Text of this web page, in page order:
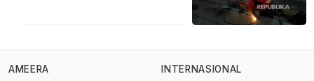
AMEERA
INTERNASIONAL